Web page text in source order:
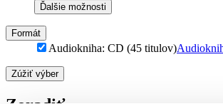
Ďalšie možnosti
Formát
Audiokniha: CD (45 titulov)
Zúžiť výber